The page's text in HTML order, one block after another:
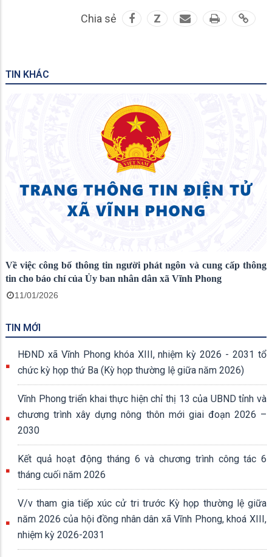
Chia sẻ Z
TIN KHÁC
Về việc công bố thông tin người phát ngôn và cung cấp thông
tin cho báo chí của Ủy ban nhân dân xã Vĩnh Phong
11/01/2026
TIN MỚI
HĐND xã Vĩnh Phong khóa XIII, nhiệm kỳ 2026 - 2031 tổ
chức kỳ họp thứ Ba (Kỳ họp thường lệ giữa năm 2026)
Vĩnh Phong triển khai thực hiện chỉ thị 13 của UBND tỉnh và
chương trình xây dựng nông thôn mới giai đoạn 2026 –
2030
Kết quả hoạt động tháng 6 và chương trình công tác 6
tháng cuối năm 2026
V/v tham gia tiếp xúc cử tri trước Kỳ họp thường lệ giữa
năm 2026 của hội đồng nhân dân xã Vĩnh Phong, khoá XIII,
nhiệm kỳ 2026-2031